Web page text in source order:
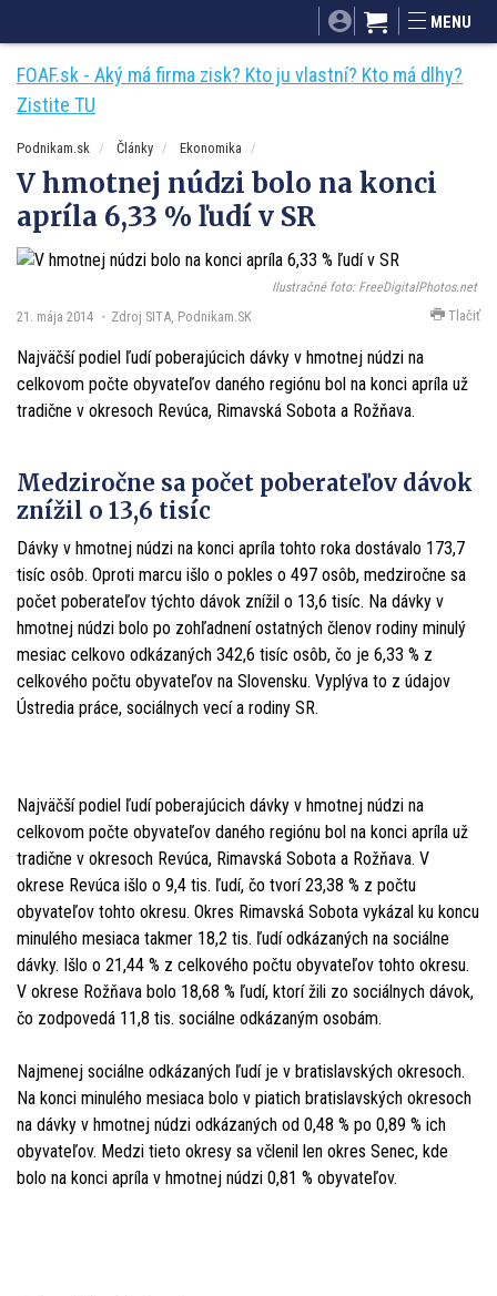
Mnamky-recepty.sk
MENU
FOAF.sk - Aký má firma zisk? Kto ju vlastní? Kto má dlhy?
Zistite TU
Podnikam.sk Články Ekonomika
V hmotnej núdzi bolo na konci
apríla 6,33 % ľudí v SR
Ilustračné foto: FreeDigitalPhotos.net
21. mája 2014 Zdroj SITA, Podnikam.SK Tlačiť
Najväčší podiel ľudí poberajúcich dávky v hmotnej núdzi na
celkovom počte obyvateľov daného regiónu bol na konci apríla už
tradične v okresoch Revúca, Rimavská Sobota a Rožňava.
Medziročne sa počet poberateľov dávok
znížil o 13,6 tisíc
Dávky v hmotnej núdzi na konci apríla tohto roka dostávalo 173,7
tisíc osôb. Oproti marcu išlo o pokles o 497 osôb, medziročne sa
počet poberateľov týchto dávok znížil o 13,6 tisíc. Na dávky v
hmotnej núdzi bolo po zohľadnení ostatných členov rodiny minulý
mesiac celkovo odkázaných 342,6 tisíc osôb, čo je 6,33 % z
celkového počtu obyvateľov na Slovensku. Vyplýva to z údajov
Ústredia práce, sociálnych vecí a rodiny SR.
Najväčší podiel ľudí poberajúcich dávky v hmotnej núdzi na
celkovom počte obyvateľov daného regiónu bol na konci apríla už
tradične v okresoch Revúca, Rimavská Sobota a Rožňava. V
okrese Revúca išlo o 9,4 tis. ľudí, čo tvorí 23,38 % z počtu
obyvateľov tohto okresu. Okres Rimavská Sobota vykázal ku koncu
minulého mesiaca takmer 18,2 tis. ľudí odkázaných na sociálne
dávky. Išlo o 21,44 % z celkového počtu obyvateľov tohto okresu.
V okrese Rožňava bolo 18,68 % ľudí, ktorí žili zo sociálnych dávok,
čo zodpovedá 11,8 tis. sociálne odkázaným osobám.
Najmenej sociálne odkázaných ľudí je v bratislavských okresoch.
Na konci minulého mesiaca bolo v piatich bratislavských okresoch
na dávky v hmotnej núdzi odkázaných od 0,48 % po 0,89 % ich
obyvateľov. Medzi tieto okresy sa včlenil len okres Senec, kde
bolo na konci apríla v hmotnej núdzi 0,81 % obyvateľov.